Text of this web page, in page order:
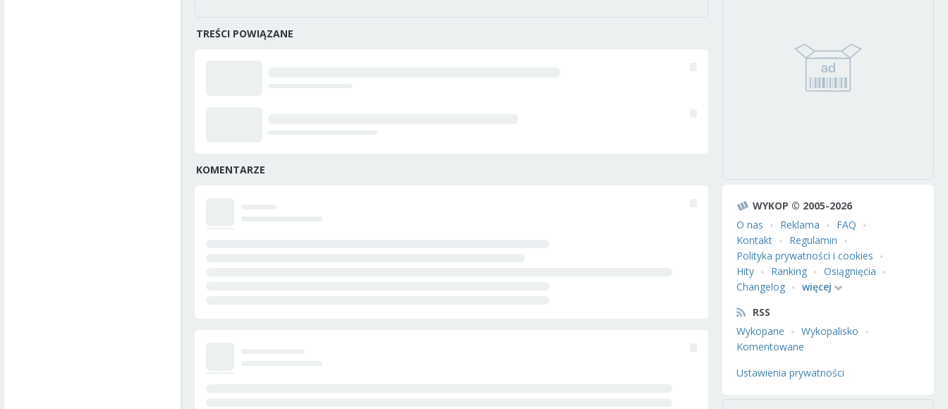
TREŚCI POWIĄZANE
KOMENTARZE
WYKOP © 2005-2026
O nas
Reklama
FAQ
Kontakt
Regulamin
Polityka prywatności i cookies
Hity
Ranking
Osiągnięcia
Changelog
więcej
RSS
Wykopane
Wykopalisko
Komentowane
Ustawienia prywatności